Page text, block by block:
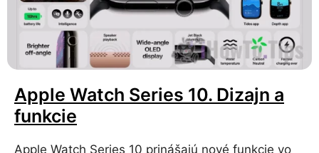
Apple Watch Series 10. Dizajn a
funkcie
Apple Watch Series 10 prinášajú nové funkcie vo